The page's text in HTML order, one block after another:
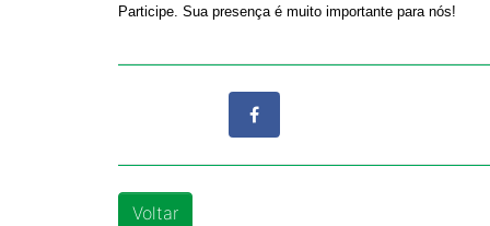
Participe. Sua presença é muito importante para nós!
Voltar